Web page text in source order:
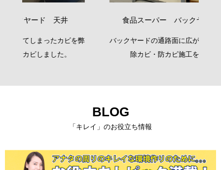
食品スーパー バックヤード 壁面02
バックヤードの通路面に広がったカビを短時間で
除カビ・防カビ施工を行いました。
BLOG
「キレイ」のお役立ち情報